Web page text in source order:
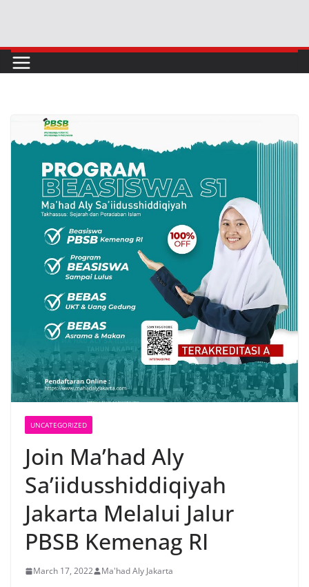
UNCATEGORIZED
Join Ma’had Aly
Sa’iidusshiddiqiyah
Jakarta Melalui Jalur
PBSB Kemenag RI
March 17, 2022 Ma'had Aly Jakarta